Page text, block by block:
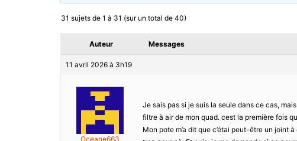
31 sujets de 1 à 31 (sur un total de 40)
Auteur Messages
11 avril 2026 à 3h19
Oceane663
Je sais pas si je suis la seule dans ce cas,
filtre à air de mon quad. cest la première fois
Mon pote m’a dit que c’étai peut-être un joint